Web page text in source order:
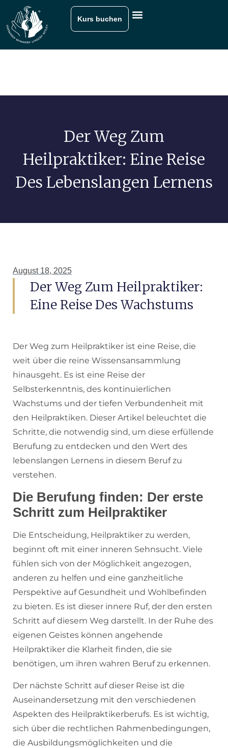
Kurs buchen
Der Weg Zum
Heilpraktiker: Eine Reise
Des Lebenslangen Lernens
August 18, 2025
Der Weg Zum Heilpraktiker:
Eine Reise Des Wachstums
Der Weg zum Heilpraktiker ist eine Reise, die
weit über die reine Wissensansammlung
hinausgeht. Es ist eine Reise der
Selbsterkenntnis, des kontinuierlichen
Wachstums und der tiefen Verbundenheit mit
den Heilpraktiken. Dieser Artikel beleuchtet die
Schritte, die notwendig sind, um diese erfüllende
Berufung zu entdecken und den Wert des
lebenslangen Lernens in diesem Beruf zu
verstehen.
Die Berufung finden: Der erste
Schritt zum Heilpraktiker
Die Entscheidung, Heilpraktiker zu werden,
beginnt oft mit einer inneren Sehnsucht. Viele
fühlen sich von der Möglichkeit angezogen,
anderen zu helfen und eine ganzheitliche
Perspektive auf Gesundheit und Wohlbefinden
zu bieten. Es ist dieser innere Ruf, der den ersten
Schritt auf diesem Weg darstellt. In der Ruhe des
eigenen Geistes können angehende
Heilpraktiker die Klarheit finden, die sie
benötigen, um ihren wahren Beruf zu erkennen.
Der nächste Schritt auf dieser Reise ist die
Auseinandersetzung mit den verschiedenen
Aspekten des Heilpraktikerberufs. Es ist wichtig,
sich über die rechtlichen Rahmenbedingungen,
die Ausbildungsmöglichkeiten und die